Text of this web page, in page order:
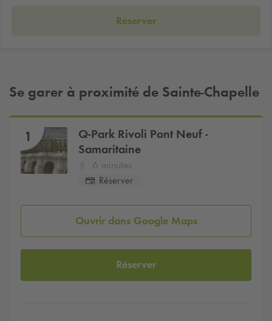
Réserver
Se garer à proximité de Sainte-Chapelle
1 Q-Park Rivoli Pont Neuf -
Samaritaine
6 minutes
Réserver
Ouvrir dans Google Maps
Réserver